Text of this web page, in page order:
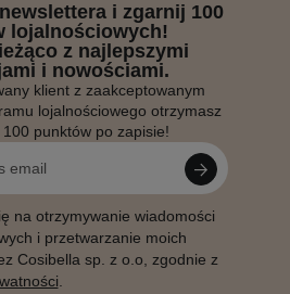
i zgarnij 100
lojalnościowych!
z najlepszymi
i nowościami.
klient z zaakceptowanym
lojalnościowego otrzymasz
punktów po zapisie!
na otrzymywanie wiadomości
i przetwarzanie moich
Cosibella sp. z o.o, zgodnie z